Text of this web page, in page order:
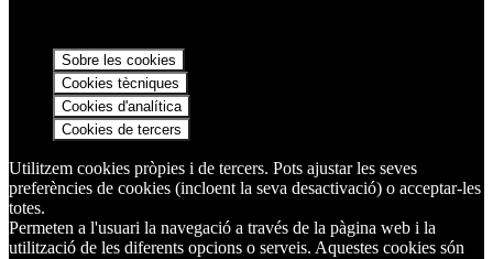
Sobre les cookies
Cookies tècniques
Cookies d'analítica
Cookies de tercers
Utilitzem cookies pròpies i de tercers. Pots ajustar les seves
preferències de cookies (incloent la seva desactivació) o acceptar-les
totes.
Permeten a l'usuari la navegació a través de la pàgina web i la
utilització de les diferents opcions o serveis. Aquestes cookies són